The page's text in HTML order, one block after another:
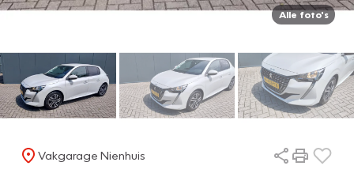
Alle foto's
Vakgarage Nienhuis